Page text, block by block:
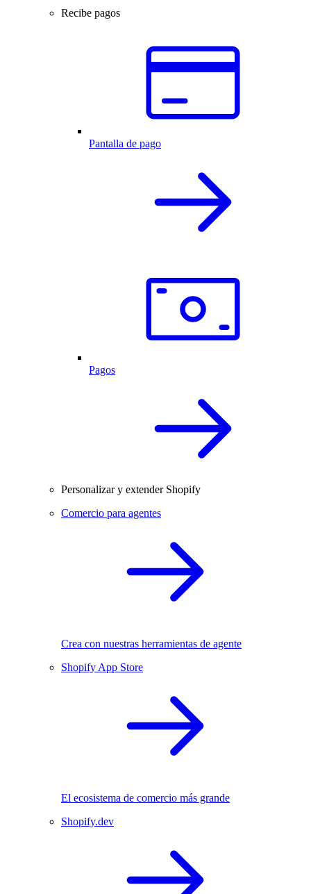
Recibe pagos
Pantalla de pago
Pagos
Personalizar y extender Shopify
Comercio para agentes
Crea con nuestras herramientas de agente
Shopify App Store
El ecosistema de comercio más grande
Shopify.dev